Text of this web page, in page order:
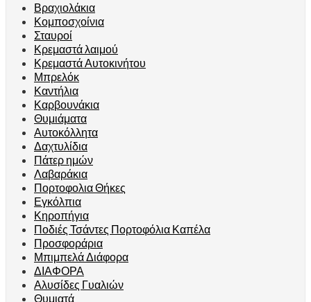
Βραχιολάκια
Κομποσχοίνια
Σταυροί
Κρεμαστά λαιμού
Κρεμαστά Αυτοκινήτου
Μπρελόκ
Καντήλια
Καρβουνάκια
Θυμιάματα
Αυτοκόλλητα
Δαχτυλίδια
Πάτερ ημών
Λαβαράκια
Πορτοφολια Θήκες
Εγκόλπια
Κηροπήγια
Ποδιές Τσάντες Πορτοφόλια Καπέλα
Προσφοράρια
Μπιμπελά Διάφορα
ΔΙΑΦΟΡΑ
Αλυσίδες Γυαλιών
Θυμιατά